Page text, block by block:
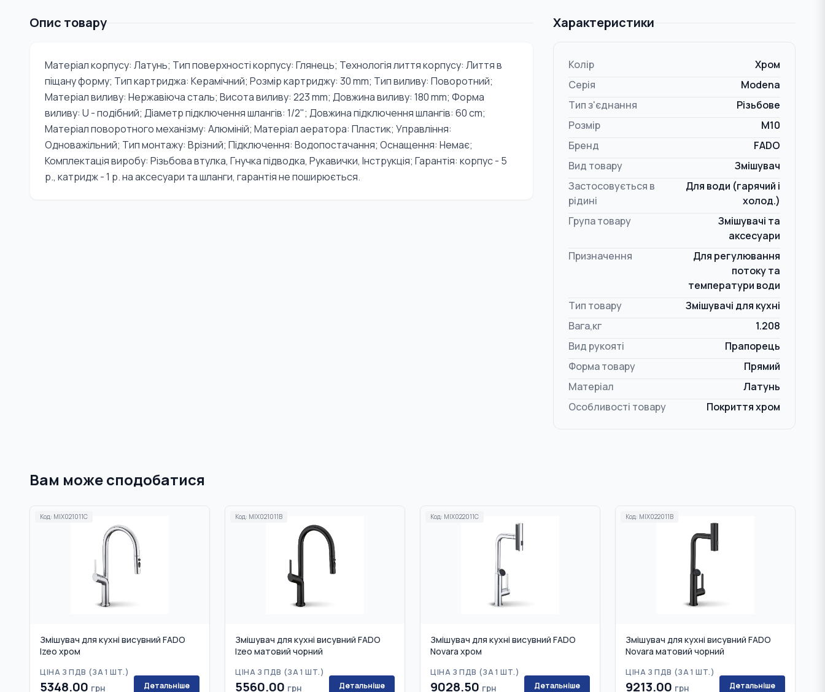
Опис товару
Матеріал корпусу: Латунь; Тип поверхності корпусу: Глянець; Технологія лиття корпусу: Лиття в
піщану форму; Тип картриджа: Керамічний; Розмір картриджу: 30 mm; Тип виливу: Поворотний;
Матеріал виливу: Нержавіюча сталь; Висота виливу: 223 mm; Довжина виливу: 180 mm; Форма
виливу: U - подібний; Діаметр підключення шлангів: 1/2"; Довжина підключення шлангів: 60 cm;
Матеріал поворотного механізму: Алюміній; Матеріал аератора: Пластик; Управління:
Одноважільний; Тип монтажу: Врізний; Підключення: Водопостачання; Оснащення: Немає;
Комплектація виробу: Різьбова втулка, Гнучка підводка, Рукавички, Інструкція; Гарантія: корпус - 5
р., катридж - 1 р. на аксесуари та шланги, гарантія не поширюється.
Характеристики
Колір
Хром
Серія
Modena
Тип з'єднання
Різьбове
Розмір
M10
Бренд
FADO
Вид товару
Змішувач
Застосовується в
рідині
Для води (гарячий і
холод.)
Група товару
Змішувачі та
аксесуари
Призначення
Для регулювання
потоку та
температури води
Тип товару
Змішувачі для кухні
Вага,кг
1.208
Вид рукояті
Прапорець
Форма товару
Прямий
Матеріал
Латунь
Особливості товару
Покриття хром
Вам може сподобатися
Код: MIX021011C
Змішувач для кухні висувний FADO
Izeo хром
ЦІНА З ПДВ (ЗА 1 ШТ.)
5348.00 грн Детальніше
Код: MIX021011B
Змішувач для кухні висувний FADO
Izeo матовий чорний
ЦІНА З ПДВ (ЗА 1 ШТ.)
5560.00 грн Детальніше
Код: MIX022011C
Змішувач для кухні висувний FADO
Novara хром
ЦІНА З ПДВ (ЗА 1 ШТ.)
9028.50 грн Детальніше
Код: MIX022011B
Змішувач для кухні висувний FADO
Novara матовий чорний
ЦІНА З ПДВ (ЗА 1 ШТ.)
9213.00 грн Детальніше